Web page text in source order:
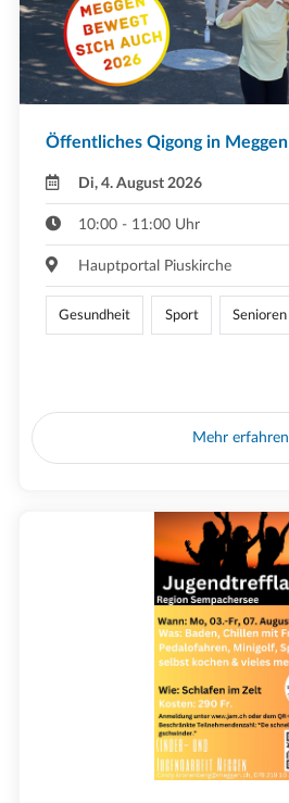
Öffentliches Qigong in Meggen
Di, 4. August 2026
10:00 - 11:00 Uhr
Hauptportal Piuskirche
Gesundheit Sport Senioren
Mehr erfahren